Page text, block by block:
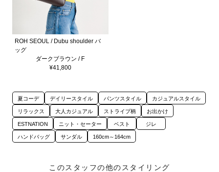
ROH SEOUL / Dubu shoulder バ
ッグ
ダークブラウン / F
¥41,800
夏コーデ デイリースタイル パンツスタイル カジュアルスタイル
リラックス 大人カジュアル ストライプ柄 お出かけ
ESTNATION ニット・セーター ベスト ジレ
ハンドバッグ サンダル 160cm～164cm
このスタッフの他のスタイリング